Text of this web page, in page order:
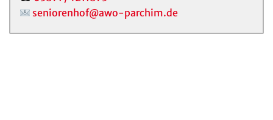
seniorenhof@awo-parchim.de